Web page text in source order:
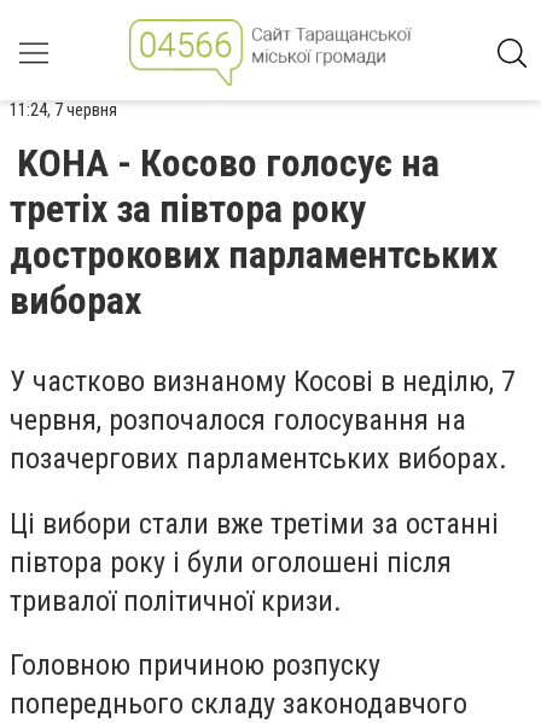
11:24, 7 червня
KOHA - Косово голосує на
третіх за півтора року
дострокових парламентських
виборах
У частково визнаному Косові в неділю, 7
червня, розпочалося голосування на
позачергових парламентських виборах.
Ці вибори стали вже третіми за останні
півтора року і були оголошені після
тривалої політичної кризи.
Головною причиною розпуску
попереднього складу законодавчого